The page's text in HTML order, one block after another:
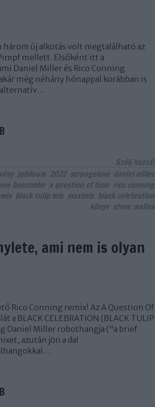
új alkotás volt megtalálható az
mellett. Elsőként itt a
Daniel Miller és Rico Conning
még néhány hónappal korábban is
alternatív…
Szólj hozzá!
jubileum 2022 strangelove daniel miller
bascombe a question of time rico conning
black tulip mix maximix black celebration
könyv steve malins
ami nem is olyan
Rico Conning remix! Az A Question Of
BLACK CELEBRATION (BLACK TULIP
Daniel Miller robothangja ("a brief
azután jön a dal